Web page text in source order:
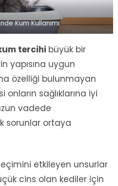
Kum Kullanımı
tercihi büyük bir
yapısına uygun
özelliği bulunmayan
sağlıklarına iyi
vadede
sorunlar ortaya
etkileyen unsurlar
cins olan kediler için